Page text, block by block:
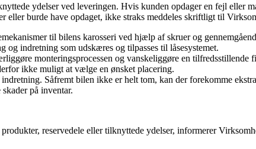
ydelser ved leveringen. Hvis kunden opdager en fejl eller
burde have opdaget, ikke straks meddeles skriftligt til
til bilens karosseri ved hjælp af skruer og
indretning som udskæres og tilpasses til låsesystemet.
monteringsprocessen og vanskeliggøre en tilfredsstillende
ikke muligt at vælge en ønsket placering.
Såfremt bilen ikke er helt tom, kan der forekomme
på inventar.
reservedele eller tilknyttede ydelser, informerer